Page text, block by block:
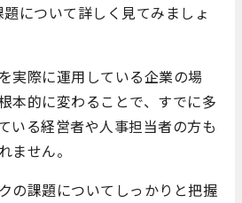
について詳しく見てみましょ
実際に運用している企業の場
本的に変わることで、すでに多
いる経営者や人事担当者の方も
ません。
の課題についてしっかりと把握